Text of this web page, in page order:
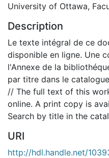
University of Ottawa,
Description
Le texte intégral de ce
disponible en ligne. Une
l'Annexe de la
par titre dans le
// The full text of this
online. A print copy is
Search by title in the
URI
http://hdl.handle.net/